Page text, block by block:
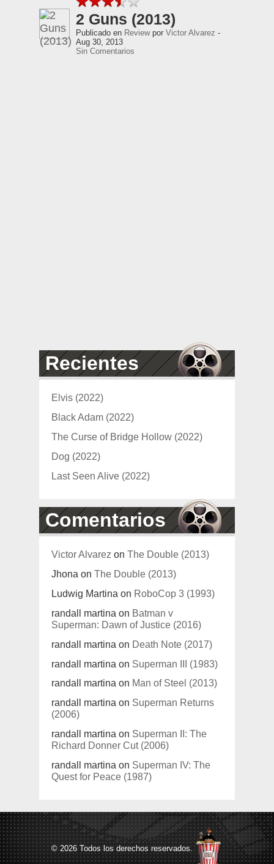
2 Guns (2013)
Publicado en Reviewpor Victor Alvarez -
Aug 30, 2013
Sin Comentarios
Recientes
Elvis (2022)
Black Adam (2022)
The Curse of Bridge Hollow (2022)
Dog (2022)
Last Seen Alive (2022)
Comentarios
Victor Alvarez on The Double (2013)
Jhona on The Double (2013)
Ludwig Martina on RoboCop 3 (1993)
randall martina on Batman v
Superman: Dawn of Justice (2016)
randall martina on Death Note (2017)
randall martina on Superman III (1983)
randall martina on Man of Steel (2013)
randall martina on Superman Returns
(2006)
randall martina on Superman II: The
Richard Donner Cut (2006)
randall martina on Superman IV: The
Quest for Peace (1987)
© 2026 Todos los derechos reservados.